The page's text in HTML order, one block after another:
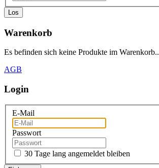
Los
Warenkorb
Es befinden sich keine Produkte im Warenkorb..
AGB
Login
E-Mail
Passwort
30 Tage lang angemeldet bleiben